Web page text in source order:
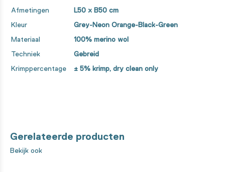
Afmetingen
L50 x B50 cm
Kleur
Grey-Neon Orange-Black-Green
Materiaal
100% merino wol
Techniek
Gebreid
Krimppercentage
± 5% krimp, dry clean only
Gerelateerde producten
Bekijk ook